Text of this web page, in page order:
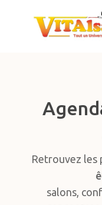
Retrouvez les
salons,